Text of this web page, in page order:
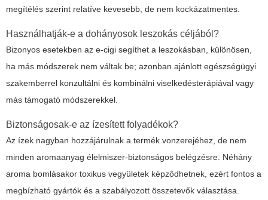
megítélés szerint relatíve kevesebb, de nem kockázatmentes.
Használhatják-e a dohányosok leszokás céljából?
Bizonyos esetekben az e-cigi segíthet a leszokásban, különösen,
ha más módszerek nem váltak be; azonban ajánlott egészségügyi
szakemberrel konzultálni és kombinálni viselkedésterápiával vagy
más támogató módszerekkel.
Biztonságosak-e az ízesített folyadékok?
Az ízek nagyban hozzájárulnak a termék vonzerejéhez, de nem
minden aromaanyag élelmiszer-biztonságos belégzésre. Néhány
aroma bomlásakor toxikus vegyületek képződhetnek, ezért fontos a
megbízható gyártók és a szabályozott összetevők választása.